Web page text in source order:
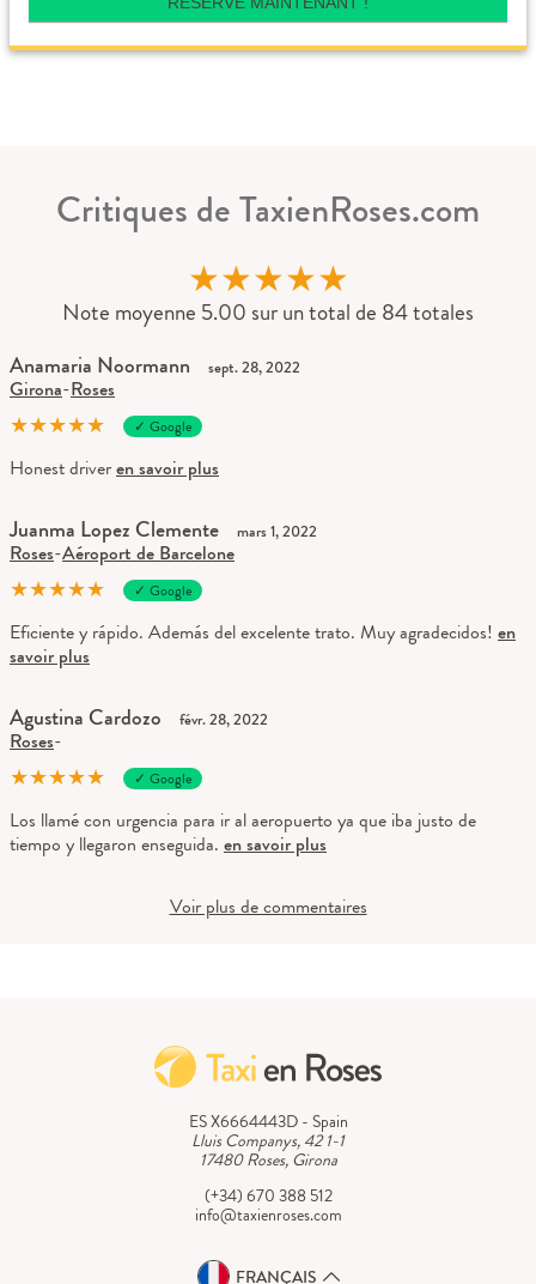
Critiques de TaxienRoses.com
★★★★★
Note moyenne 5.00 sur un total de 84 totales
Anamaria Noormann sept. 28, 2022
Girona-Roses
★★★★★ ✓ Google
Honest driveren savoir plus
Juanma Lopez Clemente mars 1, 2022
Roses-Aéroport de Barcelone
★★★★★ ✓ Google
Eficiente y rápido. Además del excelente trato. Muy agradecidos! en
savoir plus
Agustina Cardozo févr. 28, 2022
Roses-
★★★★★ ✓ Google
Los llamé con urgencia para ir al aeropuerto ya que iba justo de
tiempo y llegaron enseguida. en savoir plus
Voir plus de commentaires
ES X6664443D - Spain
Lluis Companys, 42 1-1
17480 Roses, Girona
(+34) 670 388 512
info@taxienroses.com
FRANÇAIS